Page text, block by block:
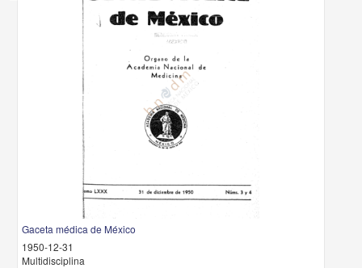
Gaceta médica de México
1950-12-31
Multidisciplina